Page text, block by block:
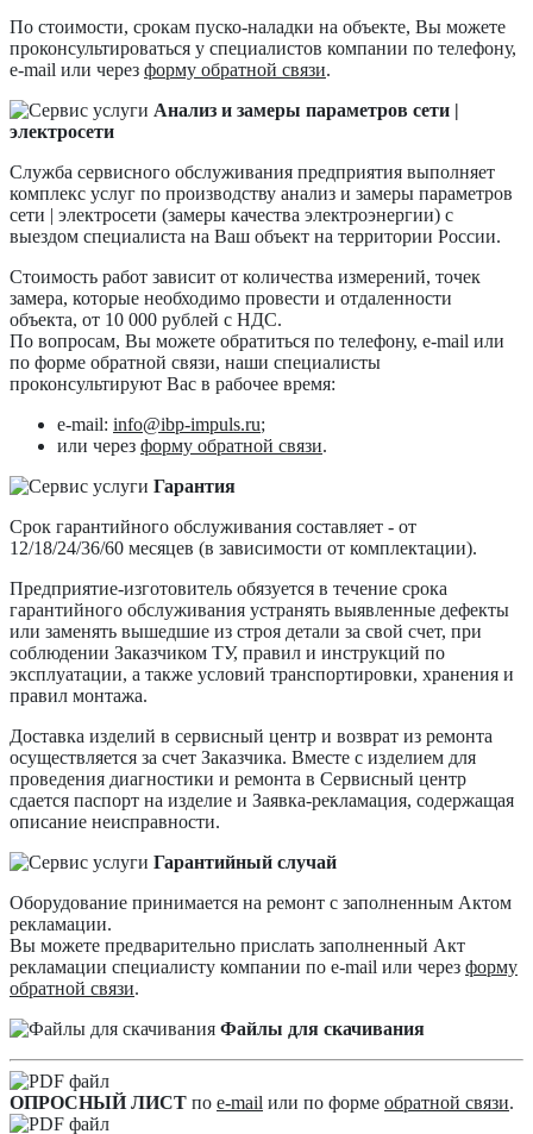
По стоимости, срокам пуско-наладки на объекте, Вы можете
проконсультироваться у специалистов компании по телефону,
e-mail или через форму обратной связи.
Анализ и замеры параметров сети |
электросети
Служба сервисного обслуживания предприятия выполняет
комплекс услуг по производству анализ и замеры параметров
сети | электросети (замеры качества электроэнергии) с
выездом специалиста на Ваш объект на территории России.
Стоимость работ зависит от количества измерений, точек
замера, которые необходимо провести и отдаленности
объекта, от 10 000 рублей с НДС.
По вопросам, Вы можете обратиться по телефону, e-mail или
по форме обратной связи, наши специалисты
проконсультируют Вас в рабочее время:
e-mail: info@ibp-impuls.ru;
или через форму обратной связи.
Гарантия
Срок гарантийного обслуживания составляет - от
12/18/24/36/60 месяцев (в зависимости от комплектации).
Предприятие-изготовитель обязуется в течение срока
гарантийного обслуживания устранять выявленные дефекты
или заменять вышедшие из строя детали за свой счет, при
соблюдении Заказчиком ТУ, правил и инструкций по
эксплуатации, а также условий транспортировки, хранения и
правил монтажа.
Доставка изделий в сервисный центр и возврат из ремонта
осуществляется за счет Заказчика. Вместе с изделием для
проведения диагностики и ремонта в Сервисный центр
сдается паспорт на изделие и Заявка-рекламация, содержащая
описание неисправности.
Гарантийный случай
Оборудование принимается на ремонт с заполненным Актом
рекламации.
Вы можете предварительно прислать заполненный Акт
рекламации специалисту компании по e-mail или через форму
обратной связи.
Файлы для скачивания
ОПРОСНЫЙ ЛИСТ по e-mail или по форме обратной связи.